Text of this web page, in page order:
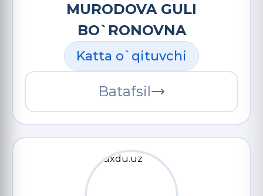
MURODOVA GULI
BO`RONOVNA
Katta o`qituvchi
Batafsil